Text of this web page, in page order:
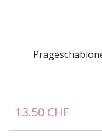
13.50 CHF